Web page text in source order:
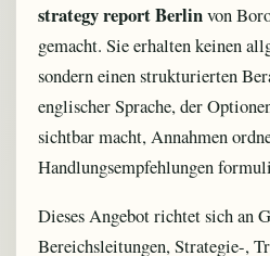
strategy report Berlinvon
gemacht. Sie erhalten keinen
sondern einen strukturierten
englischer Sprache, der
sichtbar macht, Annahmen
Handlungsempfehlungen
Dieses Angebot richtet sich an
Bereichsleitungen, Strategie-,